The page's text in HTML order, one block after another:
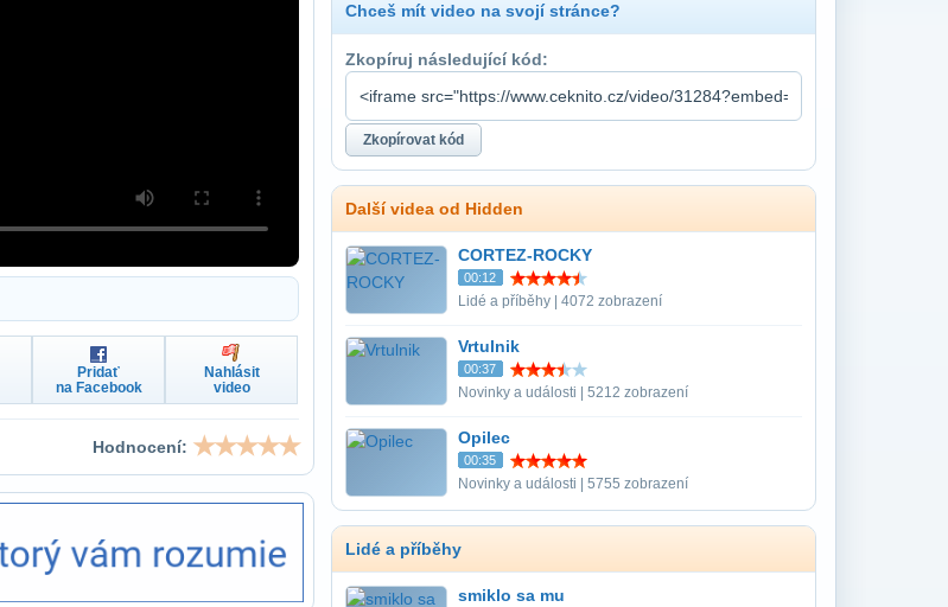
Pridať
na Facebook
Nahlásit
video
Hodnocení:
Chceš mít video na svojí stránce?
Zkopíruj následující kód:
Další videa od Hidden
CORTEZ-ROCKY
00:12
Lidé a příběhy | 4072 zobrazení
Vrtulnik
00:37
Novinky a události | 5212 zobrazení
Opilec
00:35
Novinky a události | 5755 zobrazení
Lidé a příběhy
smiklo sa mu